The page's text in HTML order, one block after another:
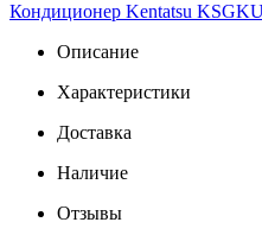
Кондиционер Kentatsu
Описание
Характеристики
Доставка
Наличие
Отзывы